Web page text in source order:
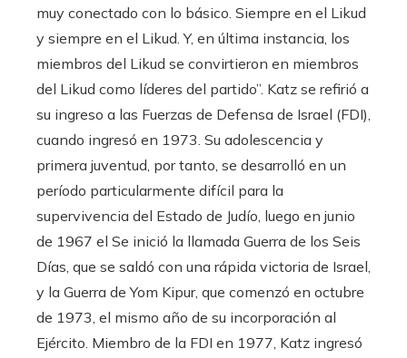
muy conectado con lo básico. Siempre en el Likud
y siempre en el Likud. Y, en última instancia, los
miembros del Likud se convirtieron en miembros
del Likud como líderes del partido”. Katz se refirió a
su ingreso a las Fuerzas de Defensa de Israel (FDI),
cuando ingresó en 1973. Su adolescencia y
primera juventud, por tanto, se desarrolló en un
período particularmente difícil para la
supervivencia del Estado de Judío, luego en junio
de 1967 el Se inició la llamada Guerra de los Seis
Días, que se saldó con una rápida victoria de Israel,
y la Guerra de Yom Kipur, que comenzó en octubre
de 1973, el mismo año de su incorporación al
Ejército. Miembro de la FDI en 1977, Katz ingresó